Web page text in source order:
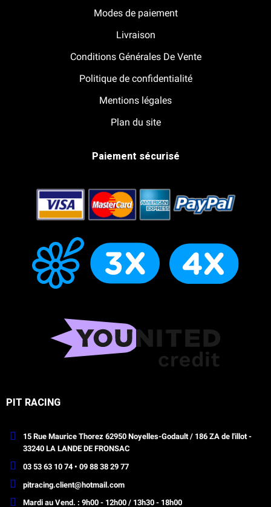
Modes de paiement
Livraison
Conditions Générales De Vente
Politique de confidentialité
Mentions légales
Plan du site
Paiement sécurisé
PIT RACING
15 Rue Maurice Thorez 62950 Noyelles-Godault / 186 ZA de l'illot -
33240 LA LANDE DE FRONSAC
03 53 63 10 74 • 09 88 38 29 77
pitracing.client@hotmail.com
Mardi au Vend. : 9h00 - 12h00 / 13h30 - 18h00